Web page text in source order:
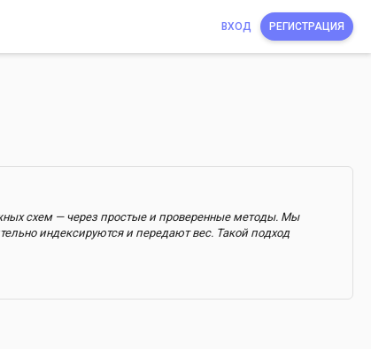
ВХОД РЕГИСТРАЦИЯ
схем — через простые и проверенные методы. Мы
индексируются и передают вес. Такой подход